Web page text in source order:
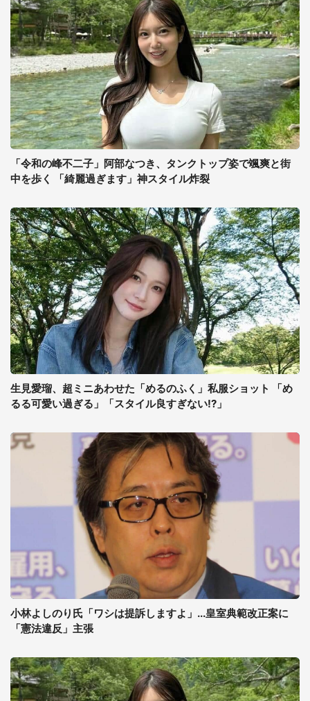
「令和の峰不二子」阿部なつき、タンクトップ姿で颯爽と街
中を歩く 「綺麗過ぎます」神スタイル炸裂
生見愛瑠、超ミニあわせた「めるのふく」私服ショット 「め
るる可愛い過ぎる」「スタイル良すぎない!?」
小林よしのり氏「ワシは提訴しますよ」...皇室典範改正案に
「憲法違反」主張